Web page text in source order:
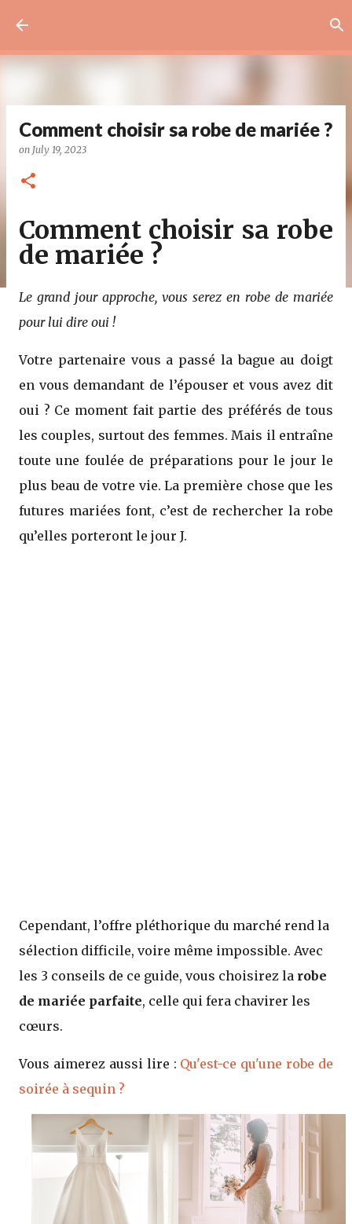
Comment choisir sa robe de mariée ?
on July 19, 2023
Comment choisir sa robe
de mariée ?
Le grand jour approche, vous serez en robe de mariée
pour lui dire oui !
Votre partenaire vous a passé la bague au doigt
en vous demandant de l’épouser et vous avez dit
oui ? Ce moment fait partie des préférés de tous
les couples, surtout des femmes. Mais il entraîne
toute une foulée de préparations pour le jour le
plus beau de votre vie. La première chose que les
futures mariées font, c’est de rechercher la robe
qu’elles porteront le jour J.
Cependant, l’offre pléthorique du marché rend la
sélection difficile, voire même impossible. Avec
les 3 conseils de ce guide, vous choisirez la robe
de mariée parfaite, celle qui fera chavirer les
cœurs.
Vous aimerez aussi lire : Qu'est-ce qu'une robe de
soirée à sequin ?